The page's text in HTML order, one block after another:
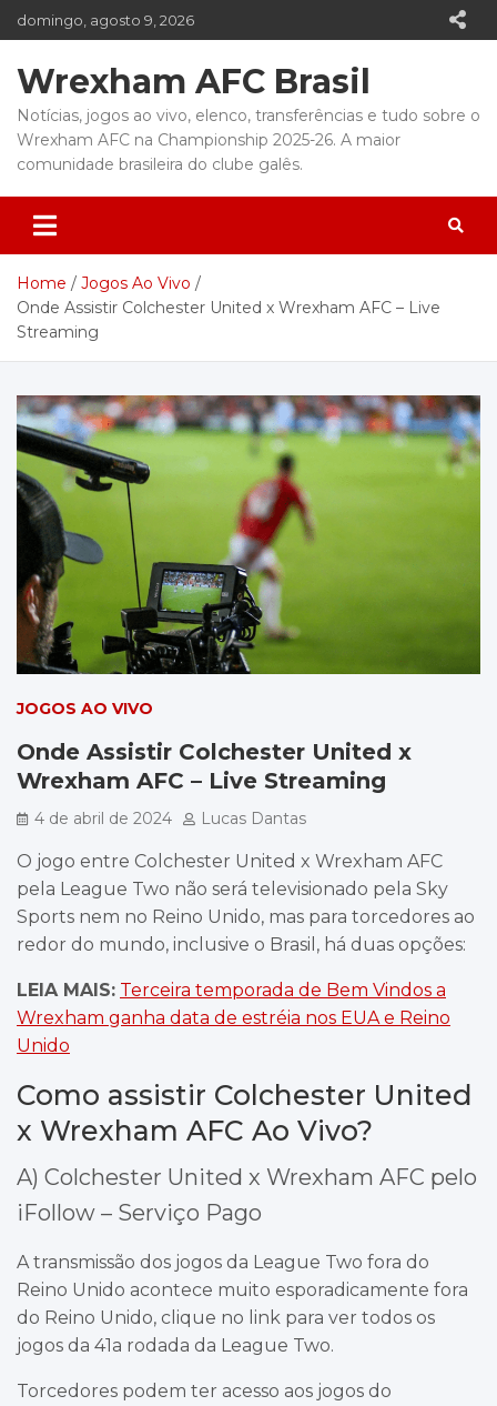
Skip
to
domingo, agosto 9, 2026
Wrexham AFC Brasil
Notícias, jogos ao vivo, elenco, transferências e tudo sobre o
Wrexham AFC na Championship 2025-26. A maior
comunidade brasileira do clube galês.
Home
Jogos Ao Vivo
Onde Assistir Colchester United x Wrexham AFC – Live
Streaming
JOGOS AO VIVO
Onde Assistir Colchester United x
Wrexham AFC – Live Streaming
4 de abril de 2024 Lucas Dantas
O jogo entre Colchester United x Wrexham AFC
pela League Two não será televisionado pela Sky
Sports nem no Reino Unido, mas para torcedores ao
redor do mundo, inclusive o Brasil, há duas opções:
LEIA MAIS: Terceira temporada de Bem Vindos a
Wrexham ganha data de estréia nos EUA e Reino
Unido
Como assistir Colchester United
x Wrexham AFC Ao Vivo?
A) Colchester United x Wrexham AFC pelo
iFollow – Serviço Pago
A transmissão dos jogos da League Two fora do
Reino Unido acontece muito esporadicamente fora
do Reino Unido, clique no link para ver todos os
jogos da 41a rodada da League Two.
Torcedores podem ter acesso aos jogos do